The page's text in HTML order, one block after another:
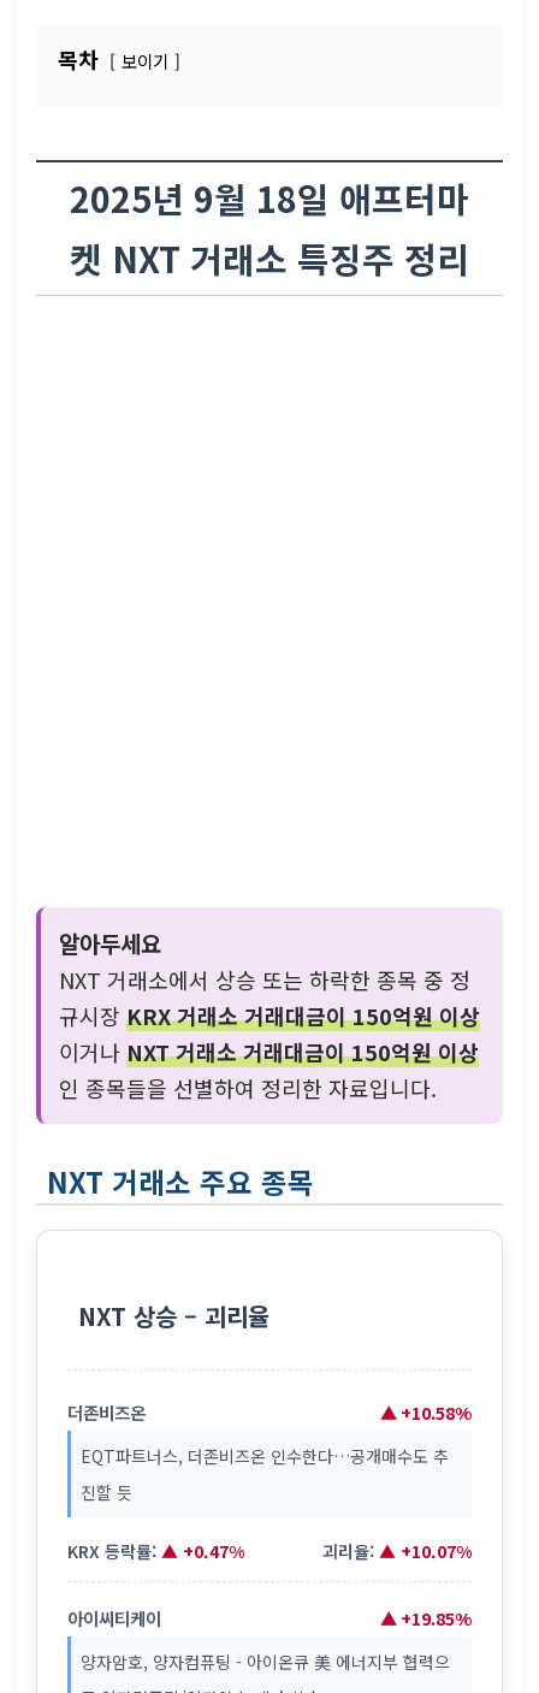
목차 보이기
2025년 9월 18일 애프터마
켓 NXT 거래소 특징주 정리
알아두세요
NXT 거래소에서 상승 또는 하락한 종목 중 정
규시장 KRX 거래소 거래대금이 150억원 이상
이거나NXT 거래소 거래대금이 150억원 이상
인 종목들을 선별하여 정리한 자료입니다.
NXT 거래소 주요 종목
NXT 상승 – 괴리율
더존비즈온 ▲ +10.58%
EQT파트너스, 더존비즈온 인수한다…공개매수도 추
진할 듯
KRX 등락률: ▲ +0.47% 괴리율: ▲ +10.07%
아이씨티케이 ▲ +19.85%
양자암호, 양자컴퓨팅 - 아이온큐 美 에너지부 협력으